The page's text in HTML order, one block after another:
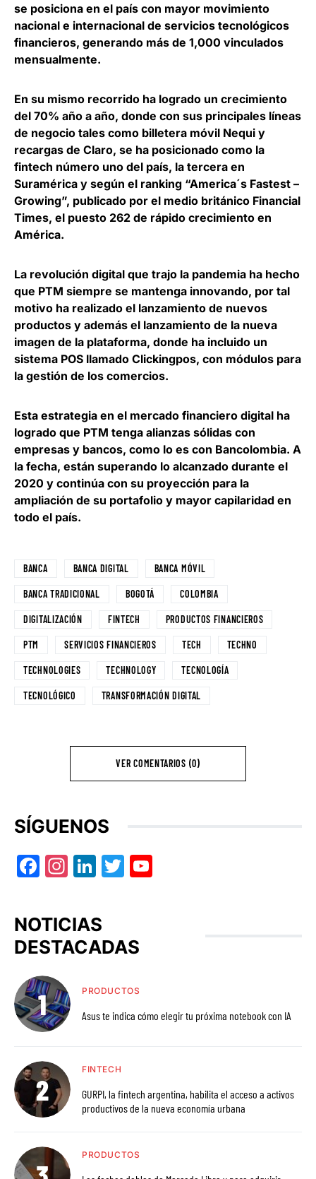
se posiciona en el país con mayor movimiento
nacional e internacional de servicios tecnológicos
financieros, generando más de 1,000 vinculados
mensualmente.
En su mismo recorrido ha logrado un crecimiento
del 70% año a año, donde con sus principales líneas
de negocio tales como billetera móvil Nequi y
recargas de Claro, se ha posicionado como la
fintech número uno del país, la tercera en
Suramérica y según el ranking “America´s Fastest –
Growing”, publicado por el medio británico Financial
Times, el puesto 262 de rápido crecimiento en
América.
La revolución digital que trajo la pandemia ha hecho
que PTM siempre se mantenga innovando, por tal
motivo ha realizado el lanzamiento de nuevos
productos y además el lanzamiento de la nueva
imagen de la plataforma, donde ha incluido un
sistema POS llamado Clickingpos, con módulos para
la gestión de los comercios.
Esta estrategia en el mercado financiero digital ha
logrado que PTM tenga alianzas sólidas con
empresas y bancos, como lo es con Bancolombia. A
la fecha, están superando lo alcanzado durante el
2020 y continúa con su proyección para la
ampliación de su portafolio y mayor capilaridad en
todo el país.
BANCA BANCA DIGITAL BANCA MÓVIL
BANCA TRADICIONAL BOGOTÁ COLOMBIA
DIGITALIZACIÓN FINTECH PRODUCTOS FINANCIEROS
PTM SERVICIOS FINANCIEROS TECH TECHNO
TECHNOLOGIES TECHNOLOGY TECNOLOGÍA
TECNOLÓGICO TRANSFORMACIÓN DIGITAL
VER COMENTARIOS (0)
SÍGUENOS
Facebook
Instagram
LinkedIn
Twitter
NOTICIAS
DESTACADAS
PRODUCTOS
Asus te indica cómo elegir tu próxima notebook con IA
FINTECH
GURPI, la fintech argentina, habilita el acceso a activos
productivos de la nueva economía urbana
PRODUCTOS